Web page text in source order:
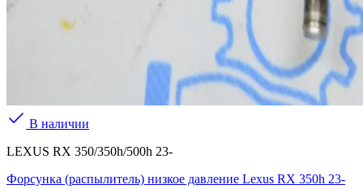
В наличии
LEXUS RX 350/350h/500h 23-
Форсунка (распылитель) низкое давление Lexus RX 350h 23-